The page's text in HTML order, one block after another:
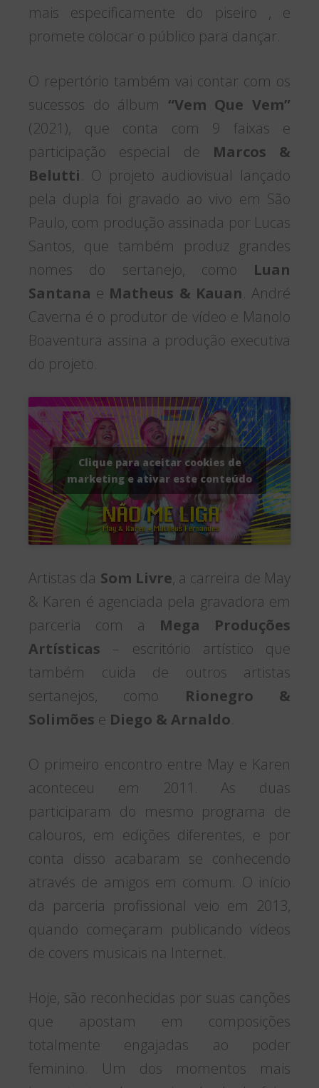
mais especificamente do piseiro , e
promete colocar o público para dançar.
O repertório também vai contar com os
sucessos do álbum “Vem Que Vem”
(2021), que conta com 9 faixas e
participação especial de Marcos &
Belutti. O projeto audiovisual lançado
pela dupla foi gravado ao vivo em São
Paulo, com produção assinada por Lucas
Santos, que também produz grandes
nomes do sertanejo, como Luan
Santana e Matheus & Kauan. André
Caverna é o produtor de vídeo e Manolo
Boaventura assina a produção executiva
do projeto.
Clique para aceitar cookies de
marketing e ativar este conteúdo
Artistas da Som Livre, a carreira de May
& Karen é agenciada pela gravadora em
parceria com a Mega Produções
Artísticas – escritório artístico que
também cuida de outros artistas
sertanejos, como Rionegro &
Solimões e Diego & Arnaldo.
O primeiro encontro entre May e Karen
aconteceu em 2011. As duas
participaram do mesmo programa de
calouros, em edições diferentes, e por
conta disso acabaram se conhecendo
através de amigos em comum. O início
da parceria profissional veio em 2013,
quando começaram publicando vídeos
de covers musicais na Internet.
Hoje, são reconhecidas por suas canções
que apostam em composições
totalmente engajadas ao poder
feminino. Um dos momentos mais